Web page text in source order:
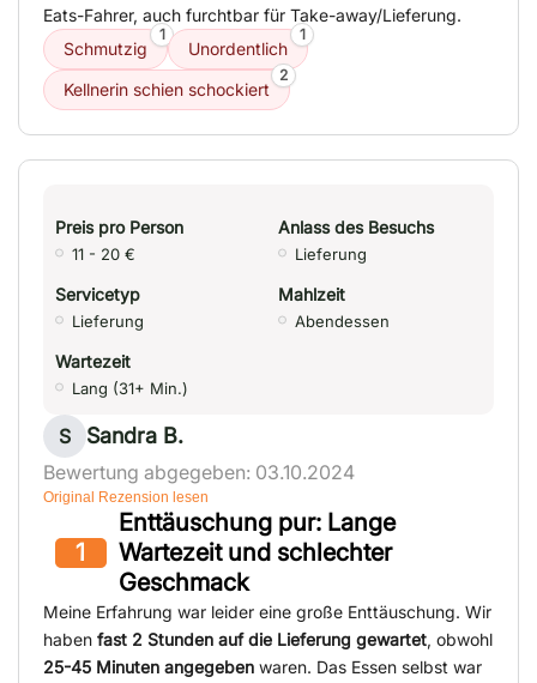
Eats-Fahrer, auch furchtbar für Take-away/Lieferung.
Schmutzig
1
Unordentlich
1
Kellnerin schien schockiert
2
Preis pro Person
11 - 20 €
Anlass des Besuchs
Lieferung
Servicetyp
Lieferung
Mahlzeit
Abendessen
Wartezeit
Lang (31+ Min.)
S Sandra B.
Bewertung abgegeben: 03.10.2024
Original Rezension lesen
1
Enttäuschung pur: Lange
Wartezeit und schlechter
Geschmack
Meine Erfahrung war leider eine große Enttäuschung. Wir
haben fast 2 Stunden auf die Lieferung gewartet, obwohl
25-45 Minuten angegeben waren. Das Essen selbst war